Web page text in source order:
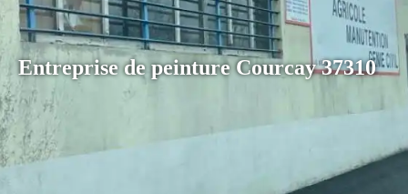
Entreprise de peinture Courcay 37310